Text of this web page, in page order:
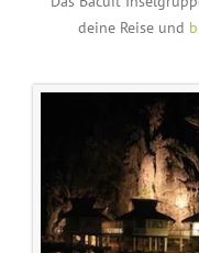
deine Reise und